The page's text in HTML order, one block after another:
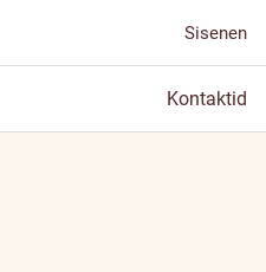
Sisenen
Kontaktid